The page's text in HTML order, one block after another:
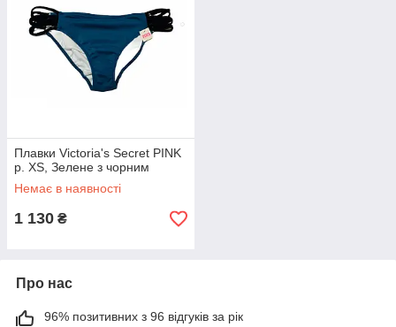
Плавки Victoria's Secret PINK
р. XS, Зелене з чорним
Немає в наявності
1 130 ₴
Про нас
96% позитивних з 96 відгуків за рік